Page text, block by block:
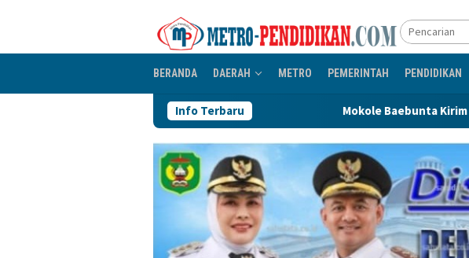
BERANDA DAERAH METRO PEMERINTAH PENDIDIKAN
Info TerbaruMokole Baebunta Kirim Ucapan Spesial Buat